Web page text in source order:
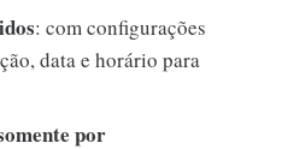
: com configurações
data e horário para
por